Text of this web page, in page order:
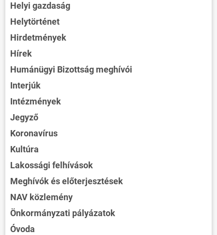
Helyi gazdaság
Helytörténet
Hirdetmények
Hírek
Humánügyi Bizottság meghívói
Interjúk
Intézmények
Jegyző
Koronavírus
Kultúra
Lakossági felhívások
Meghívók és előterjesztések
NAV közlemény
Önkormányzati pályázatok
Óvoda